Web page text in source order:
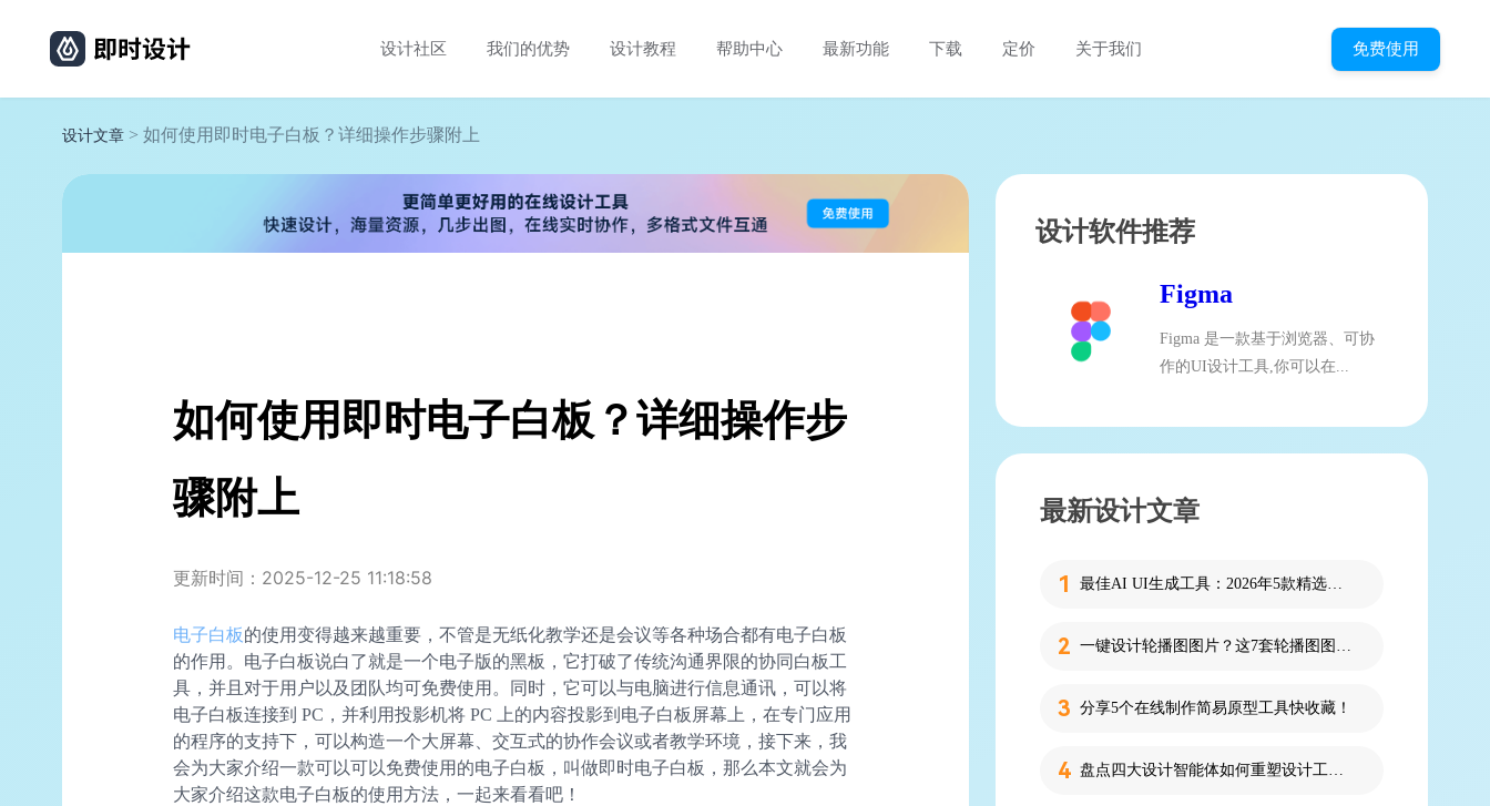
设计社区 我们的优势 设计教程 帮助中心 最新功能 下载 定价 关于我们 免费使用
设计文章 > 如何使用即时电子白板？详细操作步骤附上
如何使用即时电子白板？详细操作步
骤附上
更新时间：2025-12-25 11:18:58
电子白板的使用变得越来越重要，不管是无纸化教学还是会议等各种场合都有电子白板
的作用。电子白板说白了就是一个电子版的黑板，它打破了传统沟通界限的协同白板工
具，并且对于用户以及团队均可免费使用。同时，它可以与电脑进行信息通讯，可以将
电子白板连接到 PC，并利用投影机将 PC 上的内容投影到电子白板屏幕上，在专门应用
的程序的支持下，可以构造一个大屏幕、交互式的协作会议或者教学环境，接下来，我
会为大家介绍一款可以可以免费使用的电子白板，叫做即时电子白板，那么本文就会为
大家介绍这款电子白板的使用方法，一起来看看吧！
设计软件推荐
Figma
Figma 是一款基于浏览器、可协
作的UI设计工具,你可以在...
最新设计文章
最佳AI UI生成工具：2026年5款精选，新手零代码快速制作界面
一键设计轮播图图片？这7套轮播图图片资源快收藏！
分享5个在线制作简易原型工具快收藏！
盘点四大设计智能体如何重塑设计工作流